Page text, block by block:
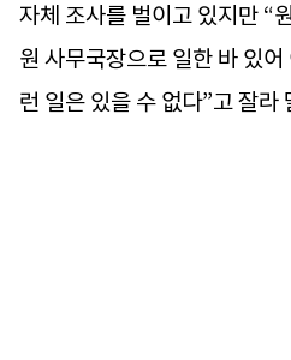
자체 조사를 벌이고 있지만 “
원 사무국장으로 일한 바 있
런 일은 있을 수 없다”고 잘라